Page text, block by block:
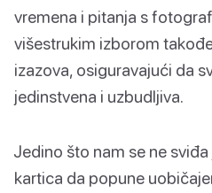
vremena i pitanja s
višestrukim izborom
izazova, osiguravajući da
jedinstvena i uzbudljiva.
Jedino što nam se ne
kartica da popune